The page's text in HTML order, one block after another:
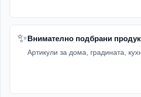
✨Внимателно подбрани
Артикули за дома, градината,